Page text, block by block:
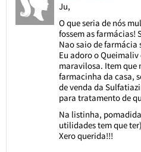
Ju,
O que seria de nós
fossem as farmácias!
Nao saio de
Eu adoro o Queimaliv
maravilosa. Item que
farmacinha da casa,
de venda da
para tratamento de
Na listinha,
utilidades tem que
Xero querida!!!